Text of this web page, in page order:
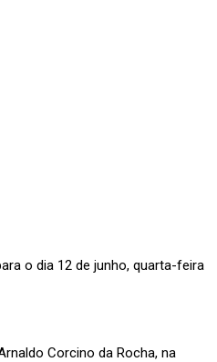
o dia 12 de junho, quarta-feira
Corcino da Rocha, na